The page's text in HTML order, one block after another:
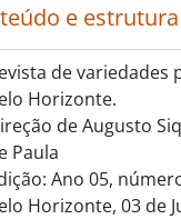
e estrutura
de variedades
Horizonte.
de Augusto
Paula
Ano 05,
Horizonte, 03 de